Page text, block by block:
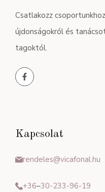
Csatlakozz
újdonságokról és
tagoktól.
Kapcsolat
rendeles@vicafonal.hu
+36–30-233-96-19